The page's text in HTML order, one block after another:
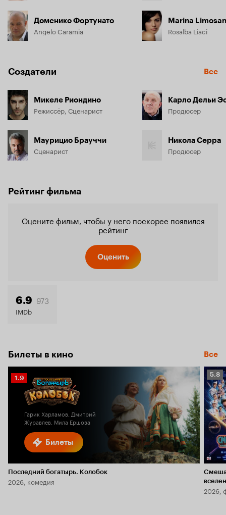
Доменико Фортунато
Angelo Caramia
Marina
Rosalba Liaci
Создатели Все
Микеле Риондино
Режиссёр, Сценарист
Маурицио Брауччи
Сценарист
Карло Дельи
Продюсер
Никола Серра
Продюсер
Рейтинг фильма
Оцените фильм, чтобы у него поскорее появился
рейтинг
Оценить
6.9 973
IMDb
Билеты в кино Все
Билеты
Рейтинг
Кинопоиска
1.9
Гарик Харламов, Дмитрий
Журавлев, Мила Ершова
Последний богатырь. Колобок
2026, комедия
5.8
5.8
2026,